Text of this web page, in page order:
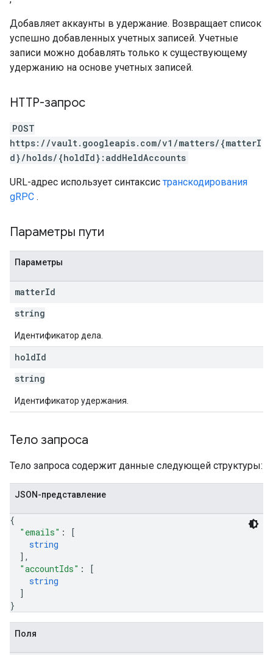
Добавляет аккаунты в удержание. Возвращает список
успешно добавленных учетных записей. Учетные
записи можно добавлять только к существующему
удержанию на основе учетных записей.
HTTP-запрос
POST
https://vault.googleapis.com/v1/matters/{matterI
d}/holds/{holdId}:addHeldAccounts
URL-адрес использует синтаксис транскодирования
gRPC .
Параметры пути
Параметры
matterId
string
Идентификатор дела.
holdId
string
Идентификатор удержания.
Тело запроса
Тело запроса содержит данные следующей структуры:
JSON-представление
{
"emails" :
[
string
] ,
"accountIds" :
[
string
]
}
Поля